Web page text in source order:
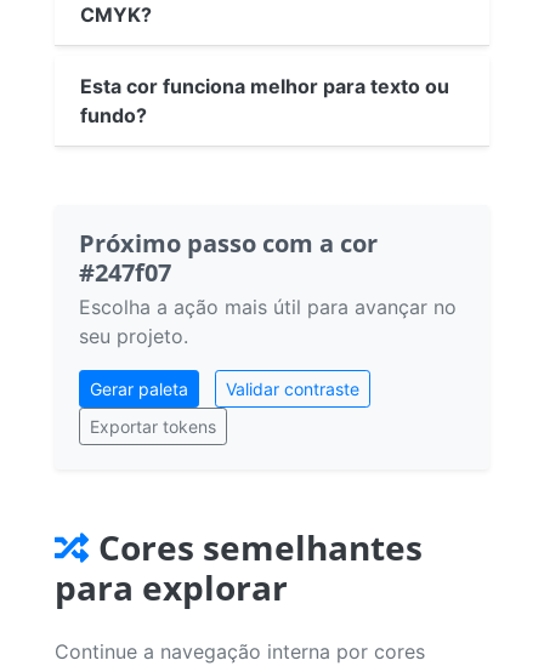
CMYK?
Esta cor funciona melhor para texto ou
fundo?
Próximo passo com a cor
#247f07
Escolha a ação mais útil para avançar no
seu projeto.
Gerar paleta
Validar contraste
Exportar tokens
Cores semelhantes
para explorar
Continue a navegação interna por cores